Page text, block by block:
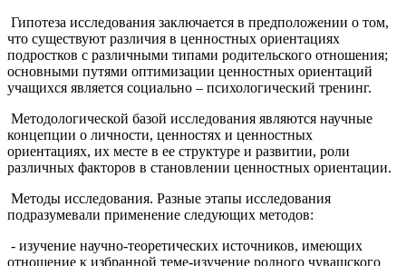
Гипотеза исследования заключается в предположении о том,
что существуют различия в ценностных ориентациях
подростков с различными типами родительского отношения;
основными путями оптимизации ценностных ориентаций
учащихся является социально – психологический тренинг.
Методологической базой исследования являются научные
концепции о личности, ценностях и ценностных
ориентациях, их месте в ее структуре и развитии, роли
различных факторов в становлении ценностных ориентации.
Методы исследования. Разные этапы исследования
подразумевали применение следующих методов:
- изучение научно-теоретических источников, имеющих
отношение к избранной теме-изучение родного чувашского